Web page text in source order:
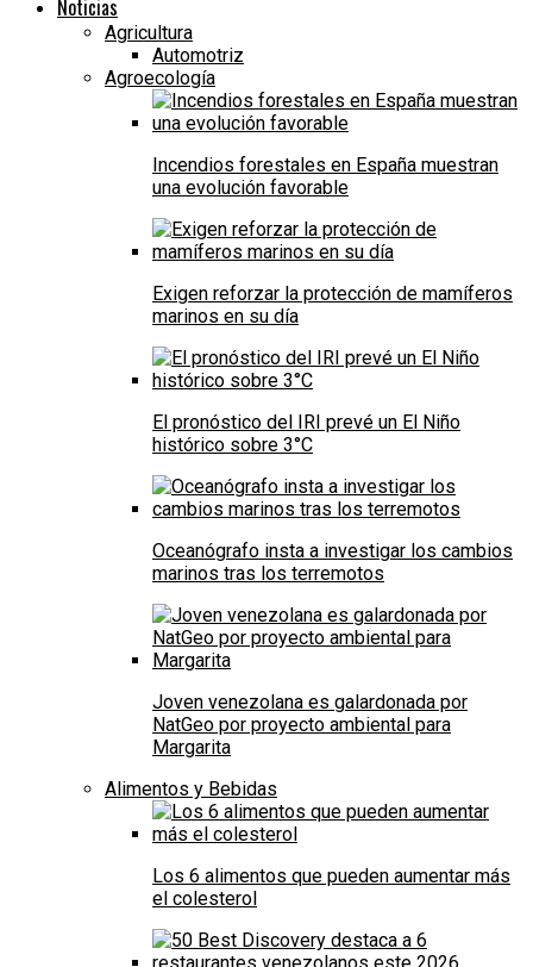
Noticias
Agricultura
Automotriz
Agroecología
Incendios forestales en España muestran
una evolución favorable
Exigen reforzar la protección de mamíferos
marinos en su día
El pronóstico del IRI prevé un El Niño
histórico sobre 3°C
Oceanógrafo insta a investigar los cambios
marinos tras los terremotos
Joven venezolana es galardonada por
NatGeo por proyecto ambiental para
Margarita
Alimentos y Bebidas
Los 6 alimentos que pueden aumentar más
el colesterol